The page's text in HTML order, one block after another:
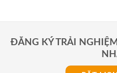
ĐĂNG KÝ TRẢI